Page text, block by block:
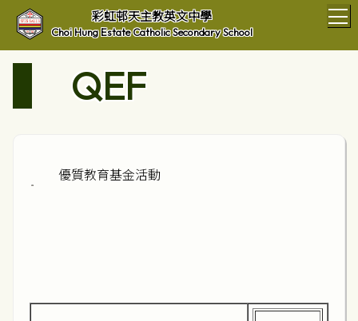
彩虹邨天主教英文中學
Choi Hung Estate Catholic Secondary School
QEF
優質教育基金活動